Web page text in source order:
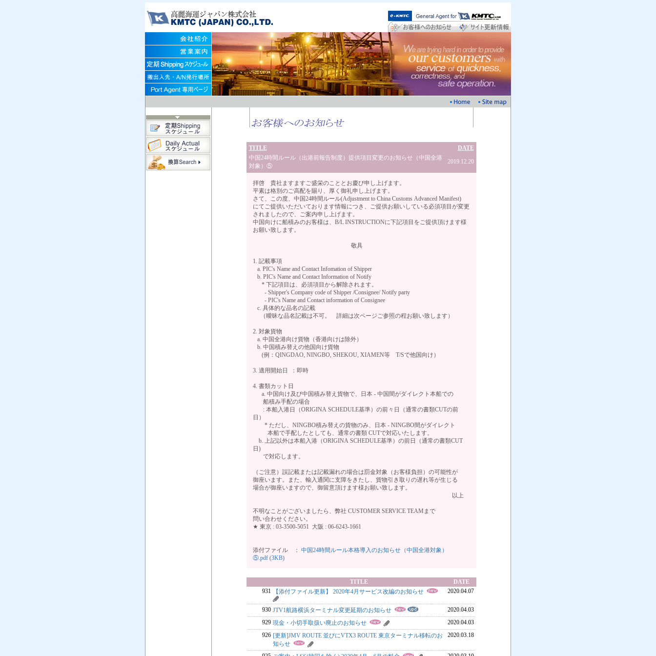
TITLE
DATE
中国24時間ルール（出港前報告制度）提供項目変更のお知らせ（中国全港
対象）⑤
2019.12.20
拝啓 貴社ますますご盛栄のこととお慶び申し上げます。
平素は格別のご高配を賜り、厚く御礼申し上げます。
さて、この度、中国24時間ルール(Adjustment to China Customs Advanced Manifest)
にてご提供いただいております情報につき、ご提供お願いしている必須項目が変更
されましたので、ご案内申し上げます。
中国向けに船積みのお客様は、B/L INSTRUCTIONに下記項目をご提供頂けます様
お願い致します。
敬具
1. 記載事項
a. PIC's Name and Contact Infomation of Shipper
b. PIC's Name and Contact Information of Notify
* 下記項目は、必須項目から解除されます。
- Shipper's Company code of Shipper /Consignee/ Notify party
- PIC's Name and Contact information of Consignee
c. 具体的な品名の記載
（曖昧な品名記載は不可。 詳細は次ページご参照の程お願い致します）
2. 対象貨物
a. 中国全港向け貨物（香港向けは除外）
b. 中国積み替えの他国向け貨物
(例：QINGDAO, NINGBO, SHEKOU, XIAMEN等 T/Sで他国向け）
3. 適用開始日 ：即時
4. 書類カット日
a. 中国向け及び中国積み替え貨物で、日本 - 中国間がダイレクト本船での
船積み手配の場合
: 本船入港日（ORIGINA SCHEDULE基準）の前々日（通常の書類CUTの前
日）
* ただし、NINGBO積み替えの貨物のみ、日本 - NINGBO間がダイレクト
本船で手配したとしても、通常の書類 CUTで対応いたします。
b. 上記以外は本船入港（ORIGINA SCHEDULE基準）の前日（通常の書類CUT
日)
で対応します。
（ご注意）誤記載または記載漏れの場合は罰金対象（お客様負担）の可能性が
御座います。また、輸入通関に支障をきたし、貨物引き取りの遅れ等が生じる
場合が御座いますので、御留意頂けます様お願い致します。
以上
不明なことがございましたら、弊社 CUSTOMER SERVICE TEAMまで
問い合わせください。
★ 東京 : 03-3500-5051 大阪 : 06-6243-1661
添付ファイル ： 中国24時間ルール本格導入のお知らせ（中国全港対象）
⑤.pdf (3KB)
TITLE
DATE
931
【添付ファイル更新】 2020年4月サービス改編のお知らせ 2020.04.07
930 JTV1航路横浜ターミナル変更延期のお知らせ
2020.04.03
929 現金・小切手取扱い廃止のお知らせ
2020.04.03
926 [更新]JMV ROUTE 並びにVTX3 ROUTE 東京ターミナル移転のお
知らせ
2020.03.18